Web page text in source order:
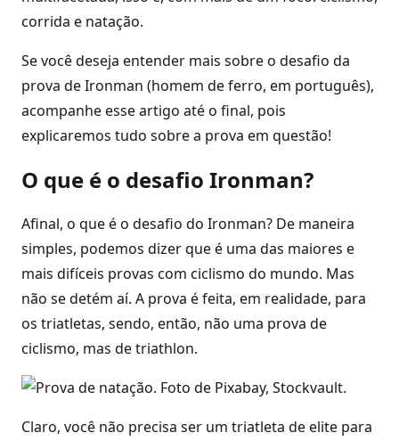
corrida e natação.
Se você deseja entender mais sobre o desafio da
prova de Ironman (homem de ferro, em português),
acompanhe esse artigo até o final, pois
explicaremos tudo sobre a prova em questão!
O que é o desafio Ironman?
Afinal, o que é o desafio do Ironman? De maneira
simples, podemos dizer que é uma das maiores e
mais difíceis provas com ciclismo do mundo. Mas
não se detém aí. A prova é feita, em realidade, para
os triatletas, sendo, então, não uma prova de
ciclismo, mas de triathlon.
Claro, você não precisa ser um triatleta de elite para